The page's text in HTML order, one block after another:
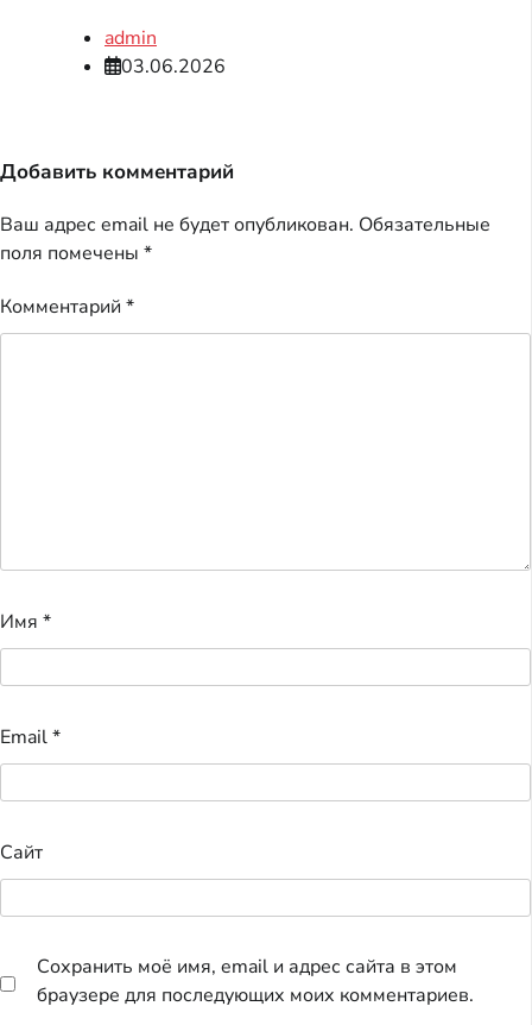
admin
03.06.2026
Добавить комментарий
Ваш адрес email не будет опубликован. Обязательные
поля помечены *
Комментарий *
Имя *
Email*
Сайт
Сохранить моё имя, email и адрес сайта в этом
браузере для последующих моих комментариев.